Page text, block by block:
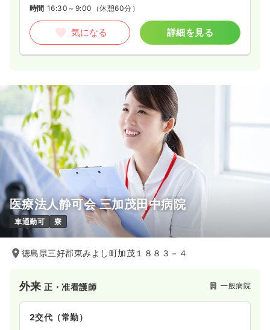
時間 16:30～9:00 （休憩60分）
気になる 詳細を見る
医療法人静可会 三加茂田中病院
車通勤可 寮
徳島県三好郡東みよし町加茂１８８３－４
外来正・准看護師 一般病院
2交代（常勤）